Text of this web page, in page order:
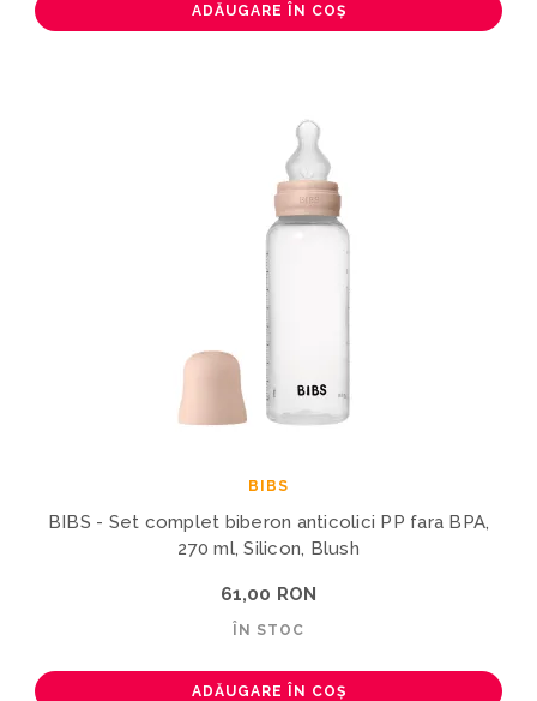
ADĂUGARE ÎN COȘ
BIBS
BIBS - Set complet biberon anticolici PP fara BPA,
270 ml, Silicon, Blush
61,00 RON
ÎN STOC
ADĂUGARE ÎN COȘ